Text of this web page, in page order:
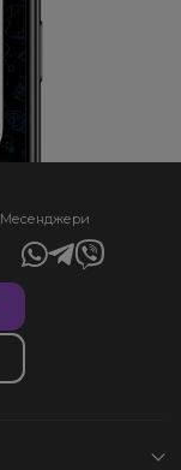
Месенджери